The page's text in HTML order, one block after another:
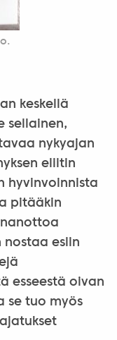
keskellä
sellainen,
nykyajan
eliitin
hyvinvoinnista
pitääkin
esiin
esseestä oivan
se tuo myös